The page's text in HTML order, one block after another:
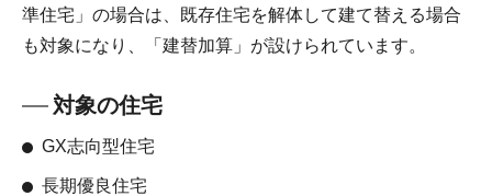
準住宅」の場合は、既存住宅を解体して建て替える場合
も対象になり、「建替加算」が設けられています。
対象の住宅
GX志向型住宅
長期優良住宅